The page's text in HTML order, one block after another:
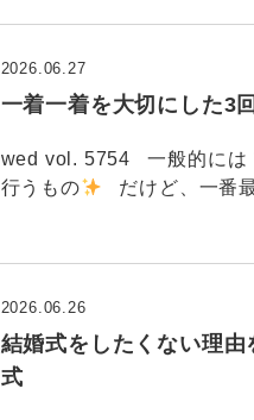
一着一着を大切にした3
2026.06.27
wed vol. 5754 一般的には
行うもの
だけど、一番
結婚式をしたくない理
式
2026.06.26